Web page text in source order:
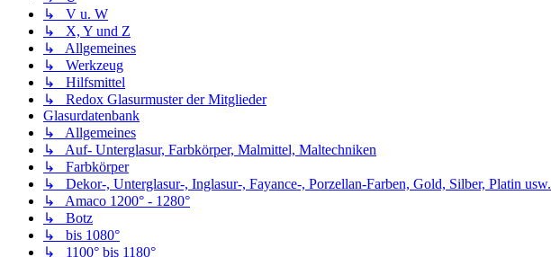
↳ V u. W
↳ X, Y und Z
↳ Allgemeines
↳ Werkzeug
↳ Hilfsmittel
↳ Redox Glasurmuster der Mitglieder
Glasurdatenbank
↳ Allgemeines
↳ Auf- Unterglasur, Farbkörper, Malmittel, Maltechniken
↳ Farbkörper
↳ Dekor-, Unterglasur-, Inglasur-, Fayance-, Porzellan-Farben, Gold, Silber, Platin usw.
↳ Amaco 1200° - 1280°
↳ Botz
↳ bis 1080°
↳ 1100° bis 1180°